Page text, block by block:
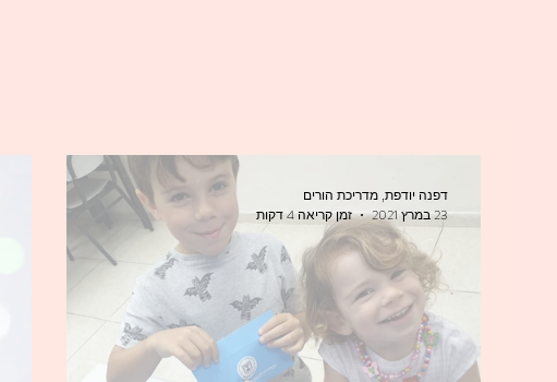
דפנה יודפת, מדריכת הורים
23 במרץ 2021
זמן קריאה 4 דקות